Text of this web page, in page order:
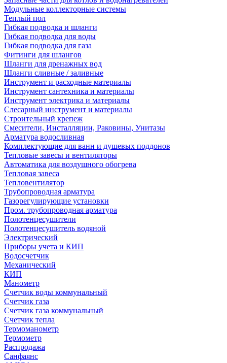
Модульные коллекторные системы
Теплый пол
Гибкая подводка и шланги
Гибкая подводка для воды
Гибкая подводка для газа
Фитинги для шлангов
Шланги для дренажных вод
Шланги сливные / заливные
Инструмент и расходные материалы
Инструмент сантехника и материалы
Инструмент электрика и материалы
Слесарный инструмент и материалы
Строительный крепеж
Смесители, Инсталляции, Раковины, Унитазы
Арматура водосливная
Комплектующие для ванн и душевых поддонов
Тепловые завесы и вентиляторы
Автоматика для воздушного обогрева
Тепловая завеса
Тепловентилятор
Трубопроводная арматура
Газорегулирующие установки
Пром. трубопроводная арматура
Полотенцесушители
Полотенцесушитель водяной
Электрический
Приборы учета и КИП
Водосчетчик
Механический
КИП
Манометр
Счетчик воды коммунальный
Счетчик газа
Счетчик газа коммунальный
Счетчик тепла
Термоманометр
Термометр
Распродажа
Санфаянс